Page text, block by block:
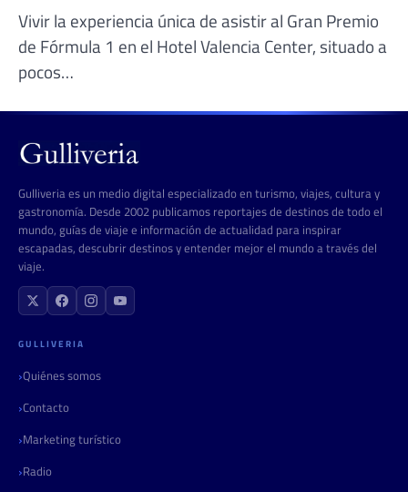
Vivir la experiencia única de asistir al Gran Premio
de Fórmula 1 en el Hotel Valencia Center, situado a
pocos…
Gulliveria es un medio digital especializado en turismo, viajes, cultura y
gastronomía. Desde 2002 publicamos reportajes de destinos de todo el
mundo, guías de viaje e información de actualidad para inspirar
escapadas, descubrir destinos y entender mejor el mundo a través del
viaje.
GULLIVERIA
Quiénes somos
Contacto
Marketing turístico
Radio